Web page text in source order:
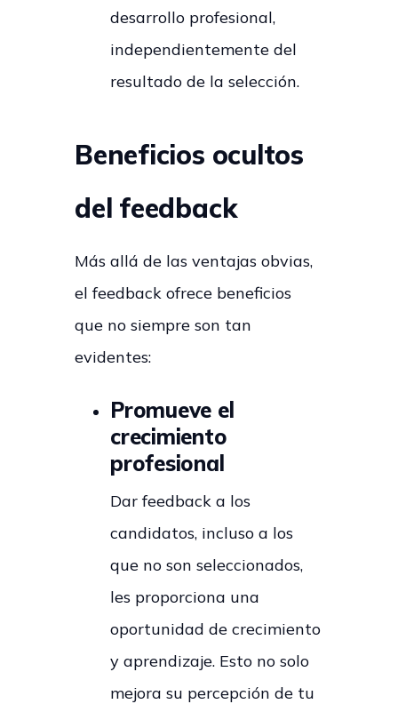
desarrollo profesional,
independientemente del
resultado de la selección.
Beneficios ocultos
del feedback
Más allá de las ventajas obvias,
el feedback ofrece beneficios
que no siempre son tan
evidentes:
Promueve el
crecimiento
profesional
Dar feedback a los
candidatos, incluso a los
que no son seleccionados,
les proporciona una
oportunidad de crecimiento
y aprendizaje. Esto no solo
mejora su percepción de tu